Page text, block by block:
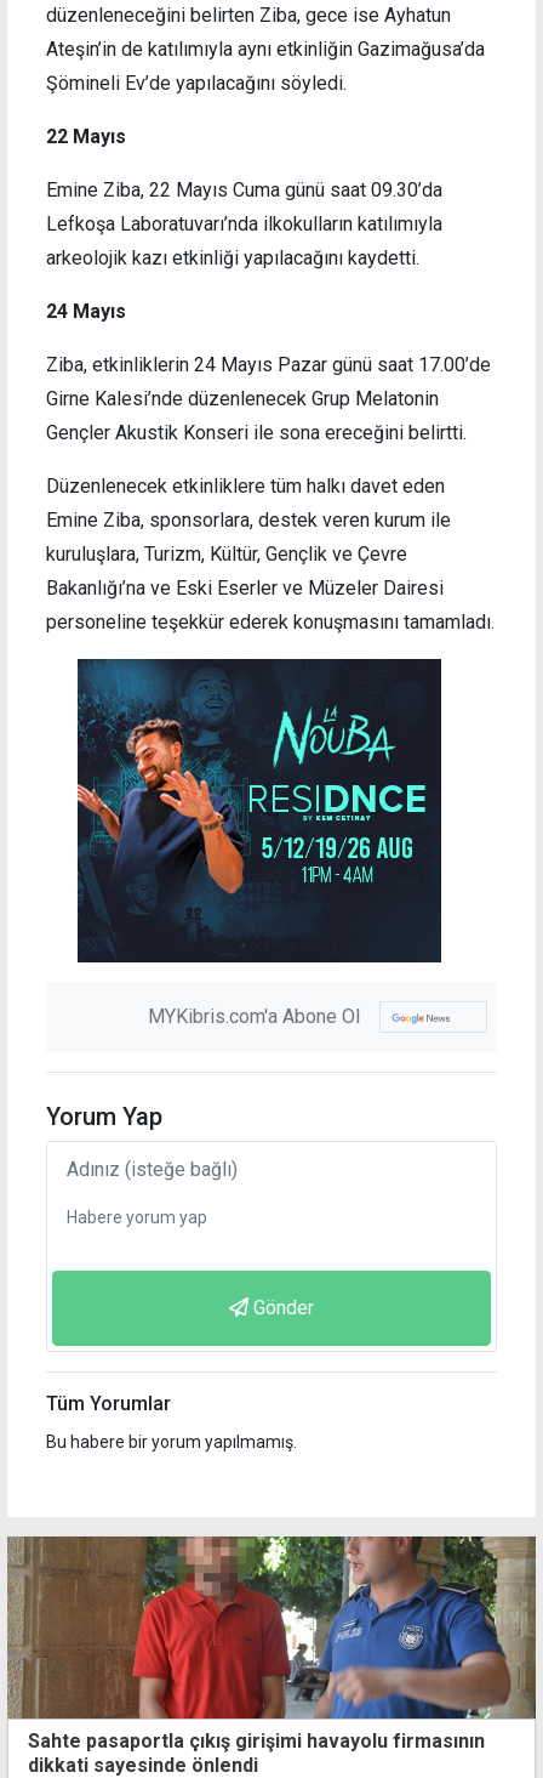
düzenleneceğini belirten Ziba, gece ise Ayhatun
Ateşin’in de katılımıyla aynı etkinliğin Gazimağusa’da
Şömineli Ev’de yapılacağını söyledi.
22 Mayıs
Emine Ziba, 22 Mayıs Cuma günü saat 09.30’da
Lefkoşa Laboratuvarı’nda ilkokulların katılımıyla
arkeolojik kazı etkinliği yapılacağını kaydetti.
24 Mayıs
Ziba, etkinliklerin 24 Mayıs Pazar günü saat 17.00’de
Girne Kalesi’nde düzenlenecek Grup Melatonin
Gençler Akustik Konseri ile sona ereceğini belirtti.
Düzenlenecek etkinliklere tüm halkı davet eden
Emine Ziba, sponsorlara, destek veren kurum ile
kuruluşlara, Turizm, Kültür, Gençlik ve Çevre
Bakanlığı’na ve Eski Eserler ve Müzeler Dairesi
personeline teşekkür ederek konuşmasını tamamladı.
MYKibris.com'a Abone Ol
Yorum Yap
Gönder
Tüm Yorumlar
Bu habere bir yorum yapılmamış.
Sahte pasaportla çıkış girişimi havayolu firmasının
dikkati sayesinde önlendi